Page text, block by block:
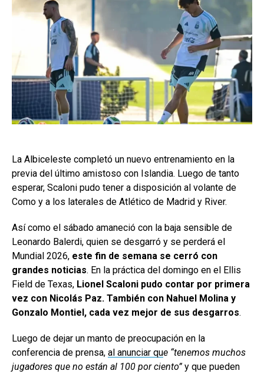
La Albiceleste completó un nuevo entrenamiento en la
previa del último amistoso con Islandia. Luego de tanto
esperar, Scaloni pudo tener a disposición al volante de
Como y a los laterales de Atlético de Madrid y River.
Así como el sábado amaneció con la baja sensible de
Leonardo Balerdi, quien se desgarró y se perderá el
Mundial 2026, este fin de semana se cerró con
grandes noticias. En la práctica del domingo en el Ellis
Field de Texas, Lionel Scaloni pudo contar por primera
vez con Nicolás Paz. También con Nahuel Molina y
Gonzalo Montiel, cada vez mejor de sus desgarros.
Luego de dejar un manto de preocupación en la
conferencia de prensa, al anunciar que “tenemos muchos
jugadores que no están al 100 por ciento”y que pueden